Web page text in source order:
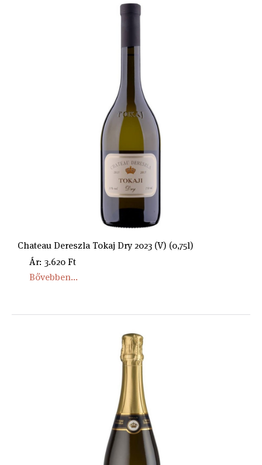
Chateau Dereszla Tokaj Dry 2023 (V) (0,75l)
Ár: 3.620 Ft
Bővebben...